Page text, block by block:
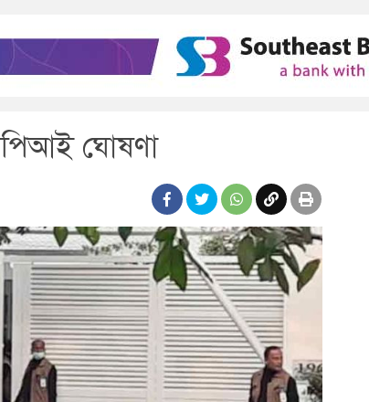
ঘোষণা